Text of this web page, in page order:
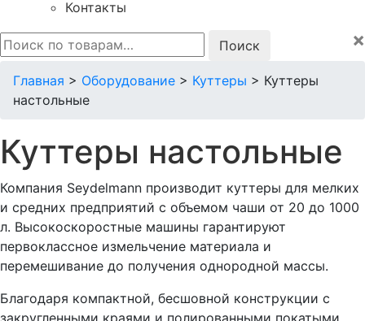
Контакты
Искать:
×
Главная > Оборудование > Куттеры > Куттеры
настольные
Куттеры настольные
Компания Seydelmann производит куттеры для мелких
и средних предприятий с объемом чаши от 20 до 1000
л. Высокоскоростные машины гарантируют
первоклассное измельчение материала и
перемешивание до получения однородной массы.
Благодаря компактной, бесшовной конструкции с